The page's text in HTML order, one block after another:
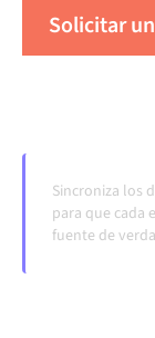
Solicitar
Sincroniza los
para que cada
fuente de